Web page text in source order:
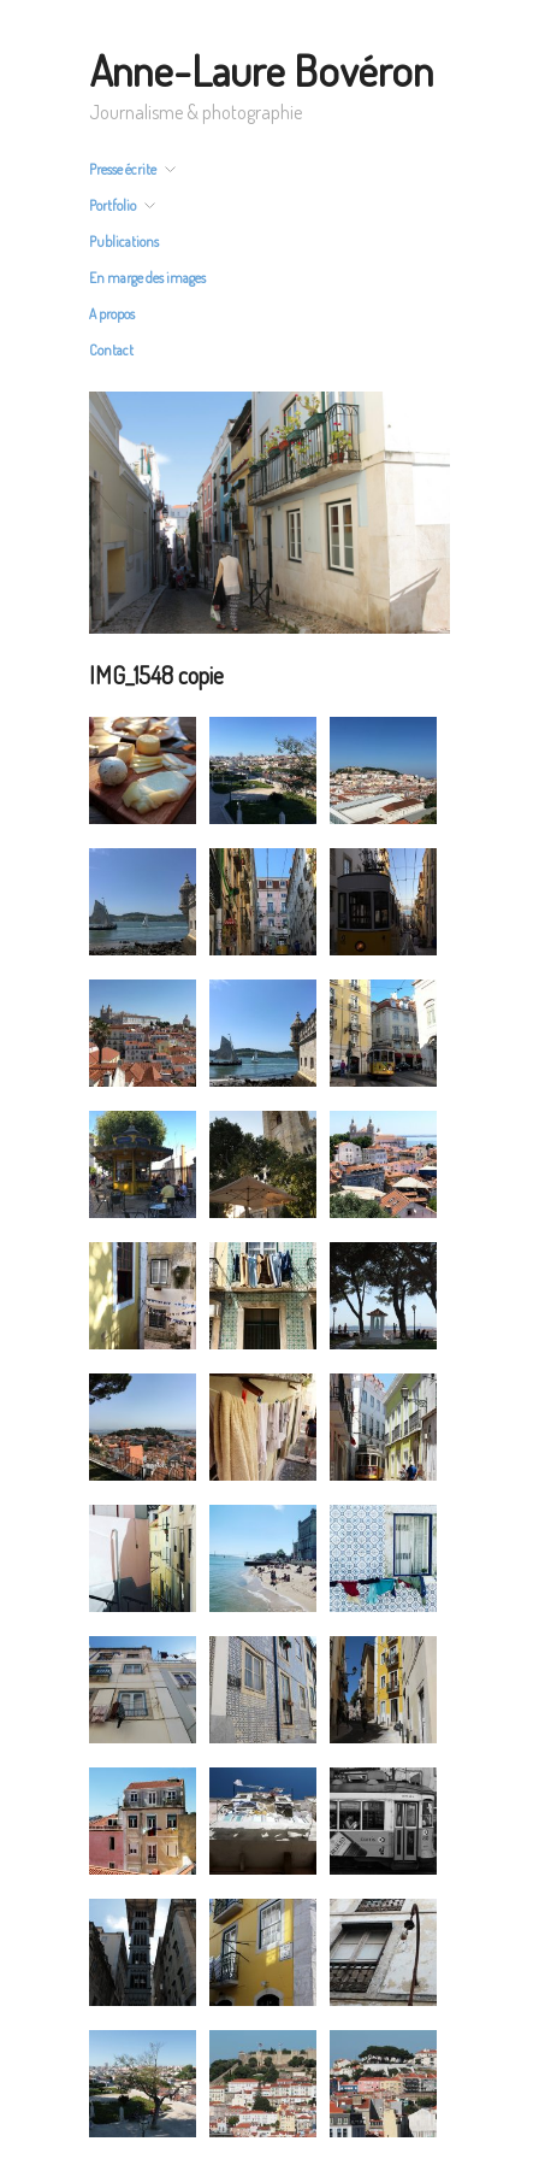
Anne-Laure Bovéron
Journalisme & photographie
Presse écrite
Portfolio
Publications
En marge des images
A propos
Contact
IMG_1548 copie